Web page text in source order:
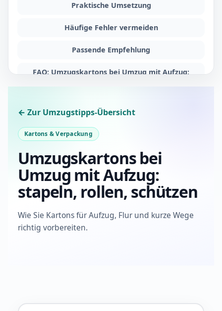
Praktische Umsetzung
Häufige Fehler vermeiden
Passende Empfehlung
FAQ: Umzugskartons bei Umzug mit Aufzug:
← Zur Umzugstipps-Übersicht
Kartons & Verpackung
Umzugskartons bei
Umzug mit Aufzug:
stapeln, rollen, schützen
Wie Sie Kartons für Aufzug, Flur und kurze Wege
richtig vorbereiten.